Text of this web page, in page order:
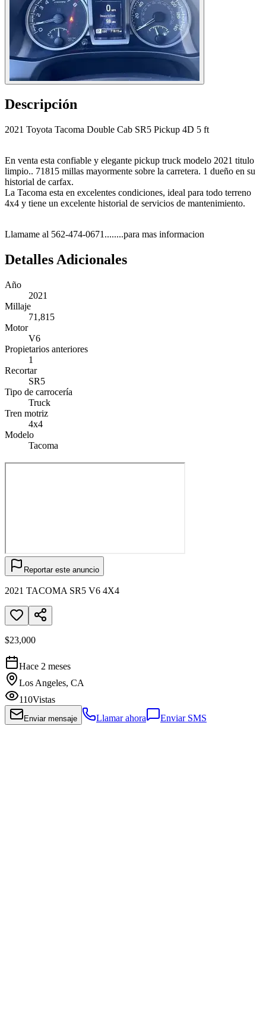
Descripción
2021 Toyota Tacoma Double Cab SR5 Pickup 4D 5 ft
En venta esta confiable y elegante pickup truck modelo 2021 titulo
limpio.. 71815 millas mayormente sobre la carretera. 1 dueño en su
historial de carfax.
La Tacoma esta en excelentes condiciones, ideal para todo terreno
4x4 y tiene un excelente historial de servicios de mantenimiento.
Llamame al 562-474-0671........para mas informacion
Detalles Adicionales
Año
2021
Millaje
71,815
Motor
V6
Propietarios anteriores
1
Recortar
SR5
Tipo de carrocería
Truck
Tren motriz
4x4
Modelo
Tacoma
Reportar este anuncio
2021 TACOMA SR5 V6 4X4
$23,000
Hace 2 meses
Los Angeles, CA
110Vistas
Enviar mensaje Llamar ahora Enviar SMS